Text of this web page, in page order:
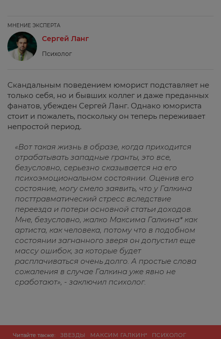
МНЕНИЕ ЭКСПЕРТА
Сергей Ланг
Психолог
Скандальным поведением юморист подставляет не
только себя, но и бывших коллег и даже преданных
фанатов, убежден Сергей Ланг. Однако юмориста
стоит и пожалеть, поскольку он теперь переживает
непростой период.
«Вот такая жизнь в образе, когда приходится
отрабатывать западные гранты, это все,
безусловно, серьезно сказывается на его
психоэмоциональном состоянии. Оценив его
состояние, могу смело заявить, что у Галкина
посттравматический стресс вследствие
переезда и потери основной статьи доходов.
Мне, безусловно, жалко Максима Галкина* как
артиста, как человека, потому что в подобном
состоянии загнанного зверя он допустил еще
массу ошибок, за которые будет
расплачиваться очень долго. А простые слова
сожаления в случае Галкина уже явно не
сработают», - заключил психолог.
Читайте также: ЗВЕЗДЫ МАКСИМ ГАЛКИН* ПСИХОЛОГ